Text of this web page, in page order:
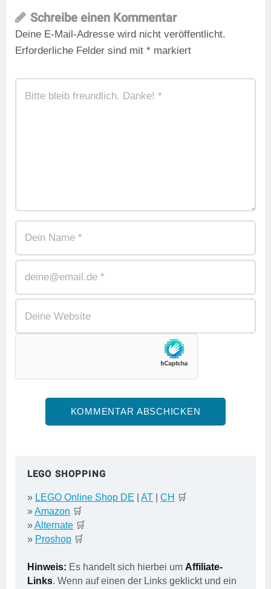
Schreibe einen Kommentar
Deine E-Mail-Adresse wird nicht veröffentlicht.
Erforderliche Felder sind mit * markiert
LEGO SHOPPING
» LEGO Online Shop DE AT CH 🛒
»Amazon 🛒
»Alternate 🛒
» Proshop 🛒
Hinweis: Es handelt sich hierbei um Affiliate-
Links. Wenn auf einen der Links geklickt und ein